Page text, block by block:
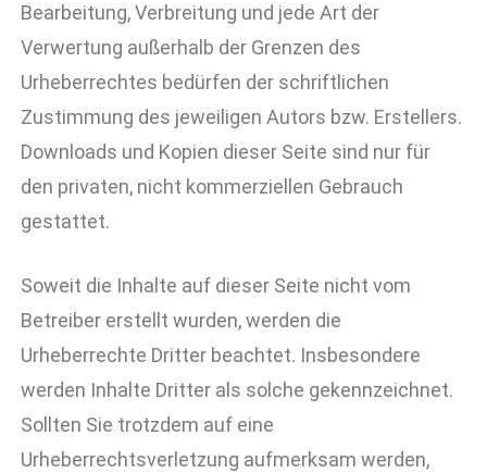
Bearbeitung, Verbreitung und jede Art der
Verwertung außerhalb der Grenzen des
Urheberrechtes bedürfen der schriftlichen
Zustimmung des jeweiligen Autors bzw. Erstellers.
Downloads und Kopien dieser Seite sind nur für
den privaten, nicht kommerziellen Gebrauch
gestattet.
Soweit die Inhalte auf dieser Seite nicht vom
Betreiber erstellt wurden, werden die
Urheberrechte Dritter beachtet. Insbesondere
werden Inhalte Dritter als solche gekennzeichnet.
Sollten Sie trotzdem auf eine
Urheberrechtsverletzung aufmerksam werden,